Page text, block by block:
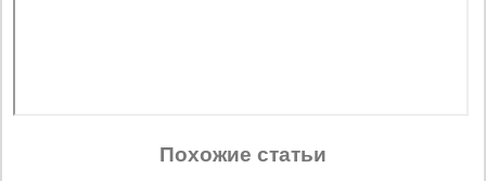
Похожие статьи